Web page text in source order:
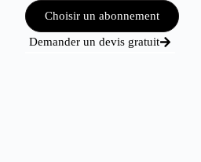
Choisir un abonnement
Demander un devis gratuit